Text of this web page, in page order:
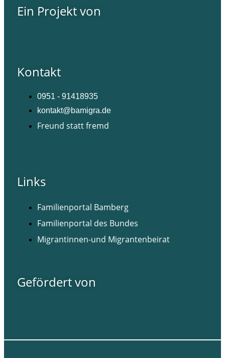
Ein Projekt von
Kontakt
0951 - 91418935
kontakt@bamigra.de
Freund statt fremd
Links
Familienportal Bamberg
Familienportal des Bundes
Migrantinnen-und Migrantenbeirat
Gefördert von